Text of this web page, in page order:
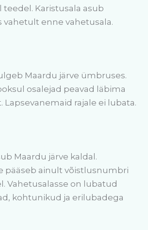
Karistusala asub
vahetult enne vahetusala.
Maardu järve ümbruses.
osalejad peavad läbima
Lapsevanemaid rajale ei lubata.
Maardu järve kaldal.
pääseb ainult võistlusnumbri
Vahetusalasse on lubatud
kohtunikud ja erilubadega